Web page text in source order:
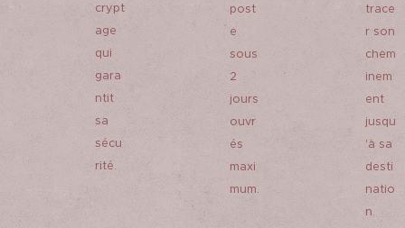
crypt
age
qui
gara
ntit
sa
sécu
rité.
post
e
sous
2
jours
ouvr
és
maxi
mum.
trace
r son
chem
inem
ent
jusqu
'à sa
desti
natio
n.